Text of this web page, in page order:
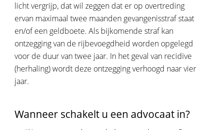
licht vergrijp, dat wil zeggen dat er op overtreding
ervan maximaal twee maanden gevangenisstraf staat
en/of een geldboete. Als bijkomende straf kan
ontzegging van de rijbevoegdheid worden opgelegd
voor de duur van twee jaar. In het geval van recidive
(herhaling) wordt deze ontzegging verhoogd naar vier
jaar.
Wanneer schakelt u een advocaat in?